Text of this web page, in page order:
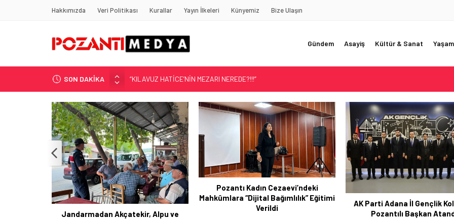
Hakkımızda Veri Politikası Kurallar Yayın İlkeleri Künyemiz Bize Ulaşın
Gündem Asayiş Kültür & Sanat Yaşam
SON DAKİKA
“KILAVUZ HATİCE’NİN MEZARI NEREDE?!!!”
Adana’nın Gizli Cenneti Pozantı Akçatekir Yaylası
Yılmaz Soğutma’dan Buzdolabı Uyarısı
Gaziantep, Mersin ve Adana’da Web Tasarımın Öncüsü GZR Ajans
Harun YÜCEL Yazdı: İLBER ORTAYLI
Pozantı Kadın Cezaevi’ndeki
Mahkûmlara “Dijital Bağımlılık” Eğitimi
AK Parti Adana İl Gençlik Kollarına
Pozantılı Başkan Atandı
Temizliği